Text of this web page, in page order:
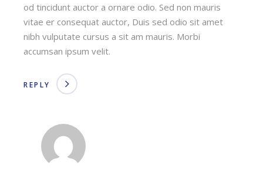
od tincidunt auctor a ornare odio. Sed non mauris
vitae er consequat auctor, Duis sed odio sit amet
nibh vulputate cursus a sit am mauris. Morbi
accumsan ipsum velit.
REPLY